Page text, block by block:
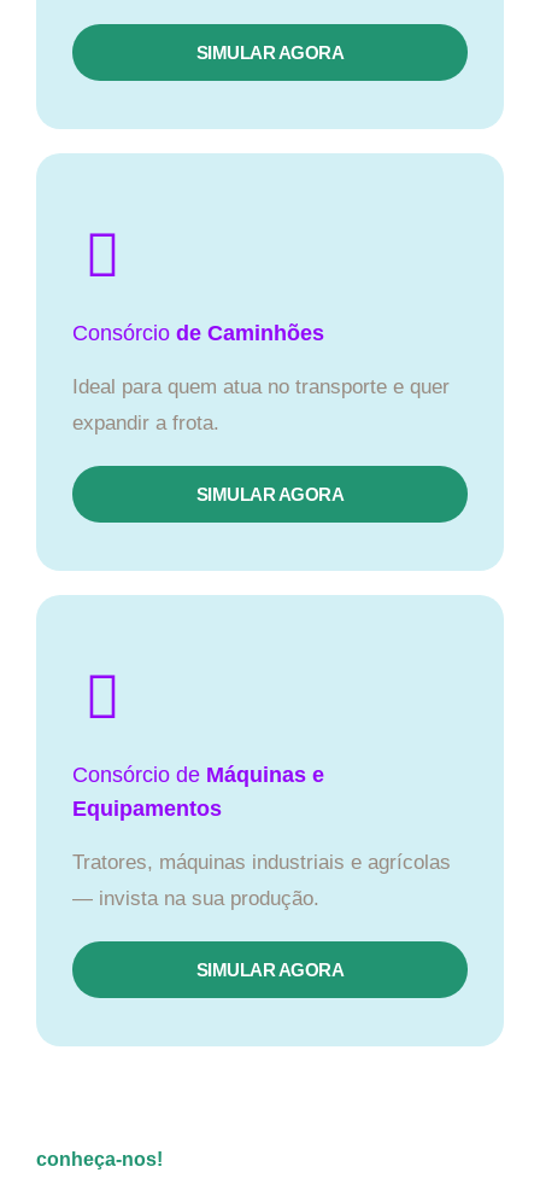
SIMULAR AGORA
Consórcio de Caminhões
Ideal para quem atua no transporte e quer
expandir a frota.
SIMULAR AGORA
Consórcio de Máquinas e
Equipamentos
Tratores, máquinas industriais e agrícolas
— invista na sua produção.
SIMULAR AGORA
conheça-nos!